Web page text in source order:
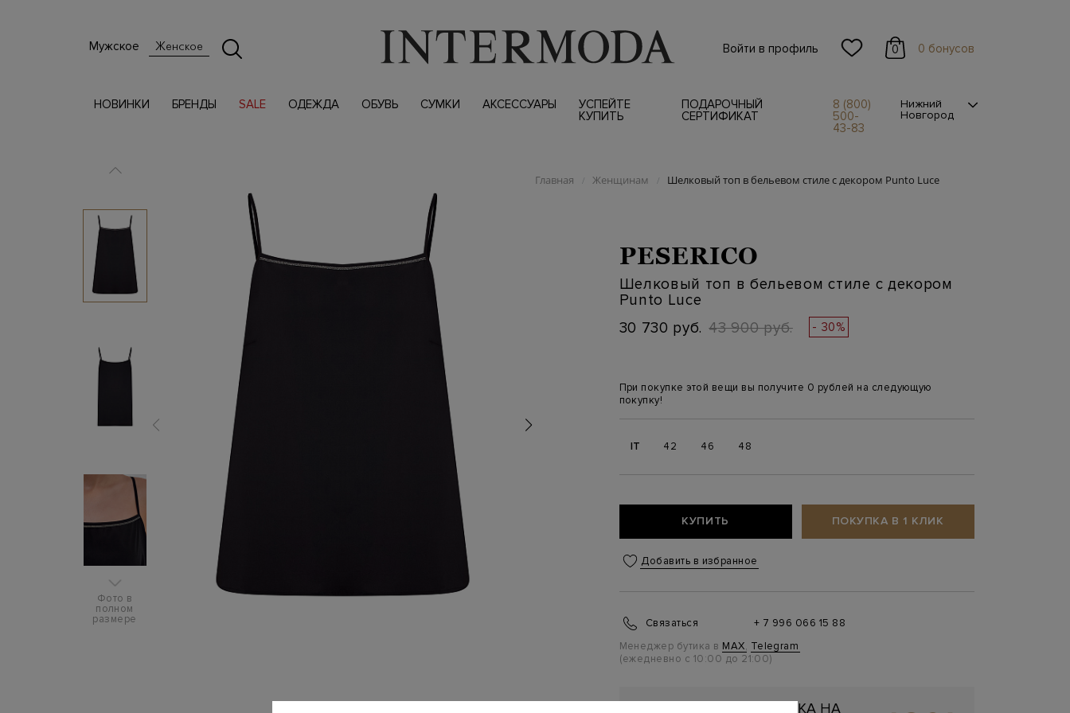
Мужское Женское Войти в профиль 0 0 бонусов
НОВИНКИ БРЕНДЫ SALE ОДЕЖДА ОБУВЬ СУМКИ АКСЕССУАРЫ
УСПЕЙТЕ
КУПИТЬ
ПОДАРОЧНЫЙ
СЕРТИФИКАТ
8 (800)
500-
43-83
Нижний
Новгород
Фото в
полном
размере
Главная / Женщинам / Шелковый топ в бельевом стиле с декором Punto Luce
PESERICO
Шелковый топ в бельевом стиле с декором
Punto Luce
30 730 руб. 43 900 руб. - 30%
При покупке этой вещи вы получите 0 рублей на следующую
покупку!
IT 42 46 48
КУПИТЬ ПОКУПКА В 1 КЛИК
Добавить в избранное
Связаться
+ 7 996 066 15 88
Менеджер бутика в MAX, Telegram
(ежедневно с 10:00 до 21:00)
ПЕРСОНАЛЬНАЯ СКИДКА НА